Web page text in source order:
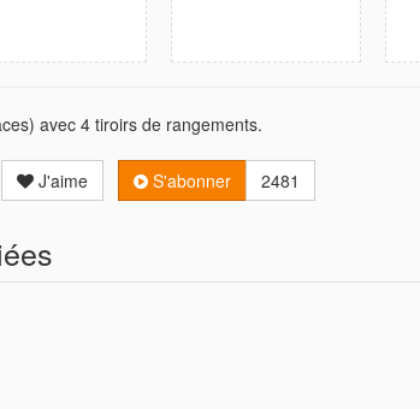
avec 4 tiroirs de rangements.
J'aime S'abonner 2481